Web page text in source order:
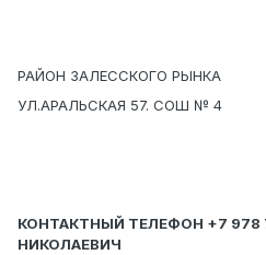
РАЙОН ЗАЛЕССКОГО РЫНКА
УЛ.АРАЛЬСКАЯ 57. СОШ № 4
КОНТАКТНЫЙ ТЕЛЕФОН +7 978
НИКОЛАЕВИЧ